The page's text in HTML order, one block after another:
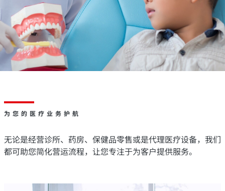
为您的医疗业务护航
无论是经营诊所、药房、保健品零售或是代理医疗设备，我们
都可助您简化营运流程，让您专注于为客户提供服务。